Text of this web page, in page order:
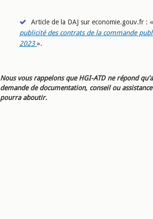
Article de la DAJ sur economie.gouv.fr : «
publicité des contrats de la commande
2023 ».
Nous vous rappelons que HGI-ATD ne répond
demande de documentation, conseil ou
pourra aboutir.